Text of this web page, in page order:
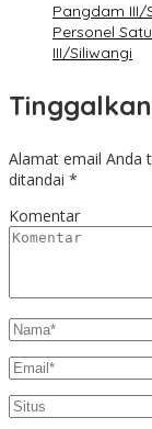
Pangdam III/
Personel
III/Siliwangi
Alamat email Anda
ditandai *
Komentar